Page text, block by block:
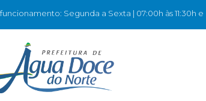
Segunda a Sexta | 07:00h às 11:30h e